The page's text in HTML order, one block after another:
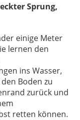
Sprung,
einige Meter
lernen den
ins Wasser,
Boden zu
zurück und
retten können.